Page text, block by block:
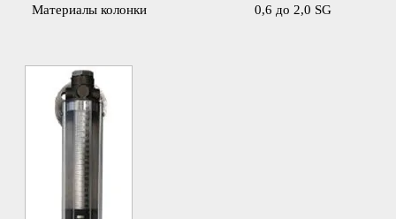
Материалы колонки
0,6 до 2,0 SG